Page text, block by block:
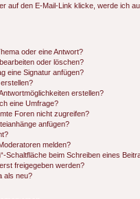
auf den E-Mail-Link klicke, werde ich
oder eine Antwort?
oder löschen?
eine Signatur anfügen?
erstellen?
eine Umfrage?
Foren nicht zugreifen?
anfügen?
melden?
Schaltfläche beim Schreiben eines
freigegeben werden?
als neu?